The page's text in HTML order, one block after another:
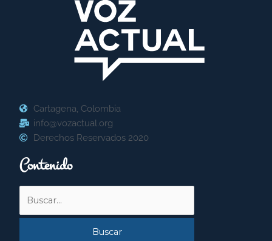
Cartagena, Colombia
info@vozactual.org
Derechos Reservados 2020
Contenido
por: